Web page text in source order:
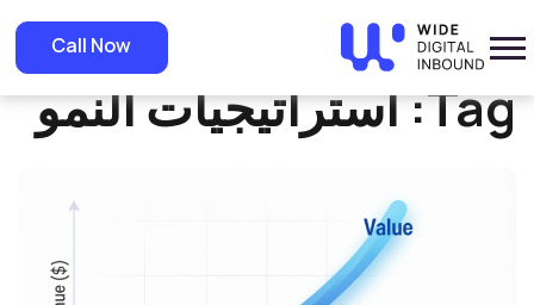
Call Now Home
» استراتيجيات النمو
Tag: استراتيجيات النمو